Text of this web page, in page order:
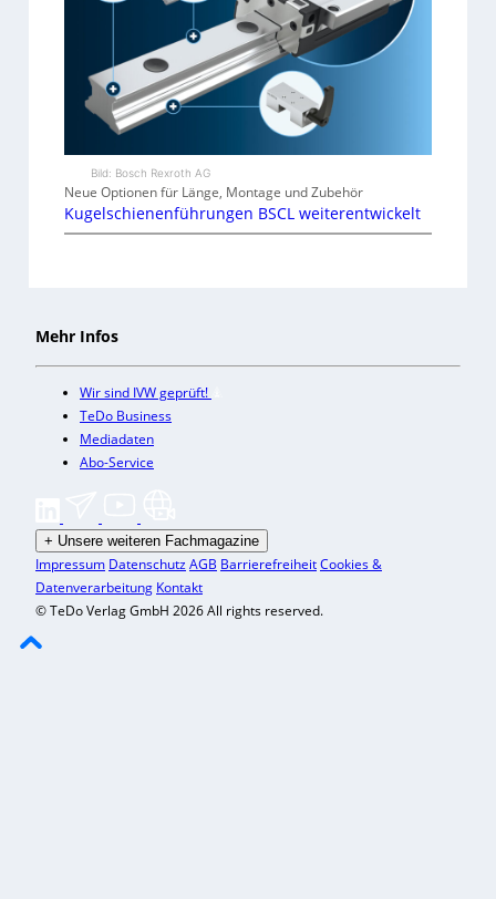
Bild: Bosch Rexroth AG
Neue Optionen für Länge, Montage und Zubehör
Kugelschienenführungen BSCL weiterentwickelt
Mehr Infos
Wir sind IVW geprüft!
TeDo Business
Mediadaten
Abo-Service
+ Unsere weiteren Fachmagazine
Impressum DatenschutzAGB BarrierefreiheitCookies &
Datenverarbeitung Kontakt
© TeDo Verlag GmbH 2026 All rights reserved.